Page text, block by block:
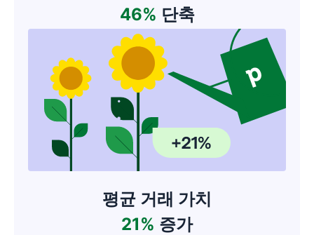
46% 단축
평균 거래 가치
21% 증가